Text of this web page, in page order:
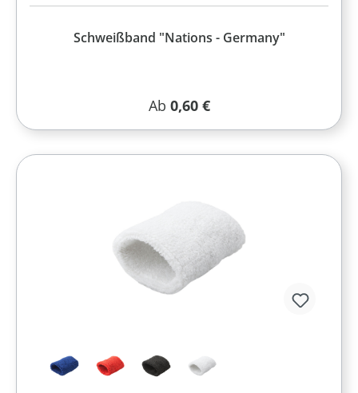
Schweißband "Nations - Germany"
Regulärer Preis:
Ab 0,60 €